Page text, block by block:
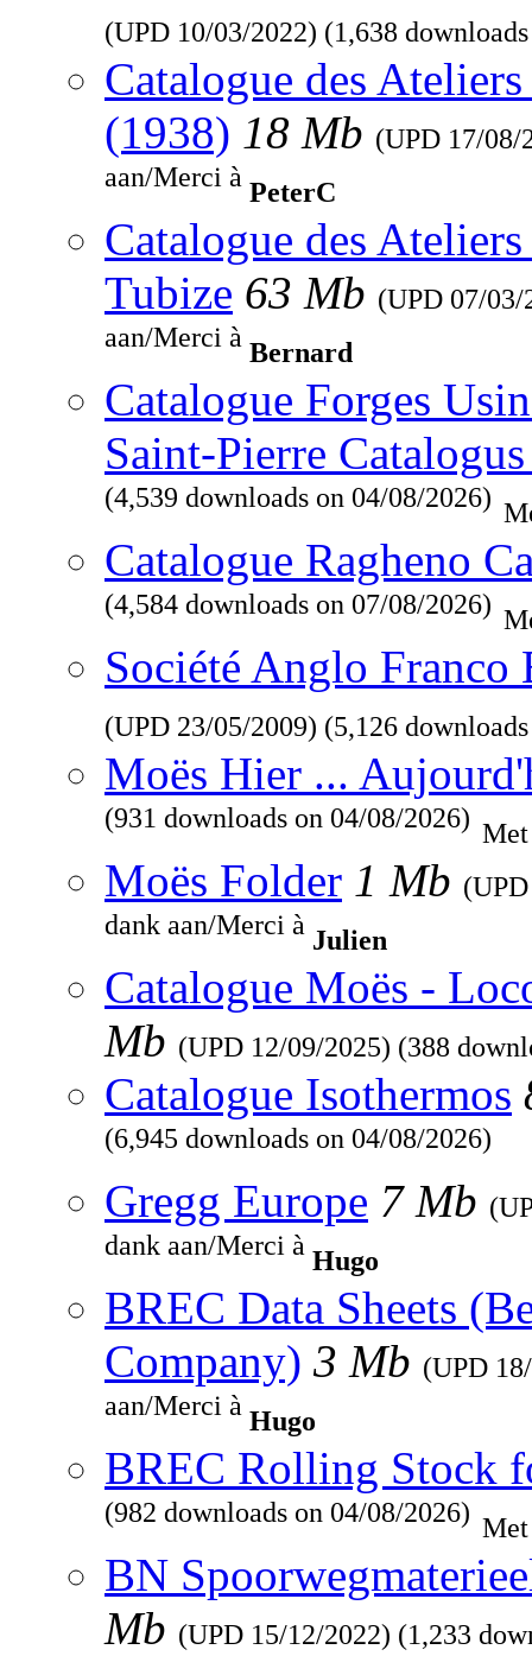
(UPD 10/03/2022) (1,638
Catalogue des
(1938) 18 Mb (UPD 17/08/
aan/Merci à PeterC
Catalogue des
Tubize 63 Mb (UPD 07/03/
aan/Merci à Bernard
Catalogue Forges
Saint-Pierre
(4,539 downloads on 04/08/2026)
Catalogue Ragheno
(4,584 downloads on 07/08/2026)
Société Anglo
(UPD 23/05/2009) (5,126
Moës Hier ...
(931 downloads on 04/08/2026)
Moës Folder 1 Mb
dank aan/Merci à Julien
Catalogue Moës -
Mb (UPD 12/09/2025) (388
Catalogue Isothermos
(6,945 downloads on 04/08/2026)
Gregg Europe 7 Mb
dank aan/Merci à Hugo
BREC Data Sheets
Company) 3 Mb (UPD
aan/Merci à Hugo
BREC Rolling Stock
(982 downloads on 04/08/2026)
BN
Mb (UPD 15/12/2022) (1,233